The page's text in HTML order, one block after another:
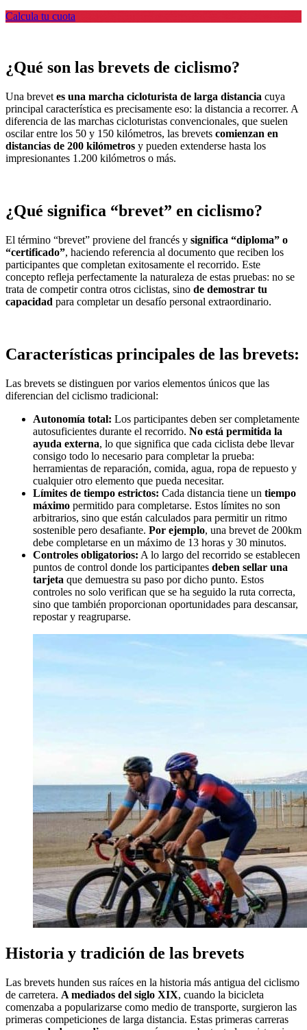
Calcula tu cuota
¿Qué son las brevets de ciclismo?
Una brevet es una marcha cicloturista de larga distancia cuya
principal característica es precisamente eso: la distancia a recorrer. A
diferencia de las marchas cicloturistas convencionales, que suelen
oscilar entre los 50 y 150 kilómetros, las brevets comienzan en
distancias de 200 kilómetros y pueden extenderse hasta los
impresionantes 1.200 kilómetros o más.
¿Qué significa “brevet” en ciclismo?
El término “brevet” proviene del francés y significa “diploma” o
“certificado”, haciendo referencia al documento que reciben los
participantes que completan exitosamente el recorrido. Este
concepto refleja perfectamente la naturaleza de estas pruebas: no se
trata de competir contra otros ciclistas, sino de demostrar tu
capacidad para completar un desafío personal extraordinario.
Características principales de las brevets:
Las brevets se distinguen por varios elementos únicos que las
diferencian del ciclismo tradicional:
Autonomía total: Los participantes deben ser completamente
autosuficientes durante el recorrido. No está permitida la
ayuda externa, lo que significa que cada ciclista debe llevar
consigo todo lo necesario para completar la prueba:
herramientas de reparación, comida, agua, ropa de repuesto y
cualquier otro elemento que pueda necesitar.
Límites de tiempo estrictos: Cada distancia tiene un tiempo
máximo permitido para completarse. Estos límites no son
arbitrarios, sino que están calculados para permitir un ritmo
sostenible pero desafiante. Por ejemplo, una brevet de 200km
debe completarse en un máximo de 13 horas y 30 minutos.
Controles obligatorios: A lo largo del recorrido se establecen
puntos de control donde los participantes deben sellar una
tarjeta que demuestra su paso por dicho punto. Estos
controles no solo verifican que se ha seguido la ruta correcta,
sino que también proporcionan oportunidades para descansar,
repostar y reagruparse.
Historia y tradición de las brevets
Las brevets hunden sus raíces en la historia más antigua del ciclismo
de carretera. A mediados del siglo XIX, cuando la bicicleta
comenzaba a popularizarse como medio de transporte, surgieron las
primeras competiciones de larga distancia. Estas primeras carreras